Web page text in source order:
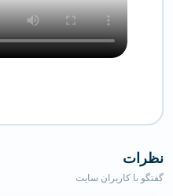
نظرات
گفتگو با کاربران سایت